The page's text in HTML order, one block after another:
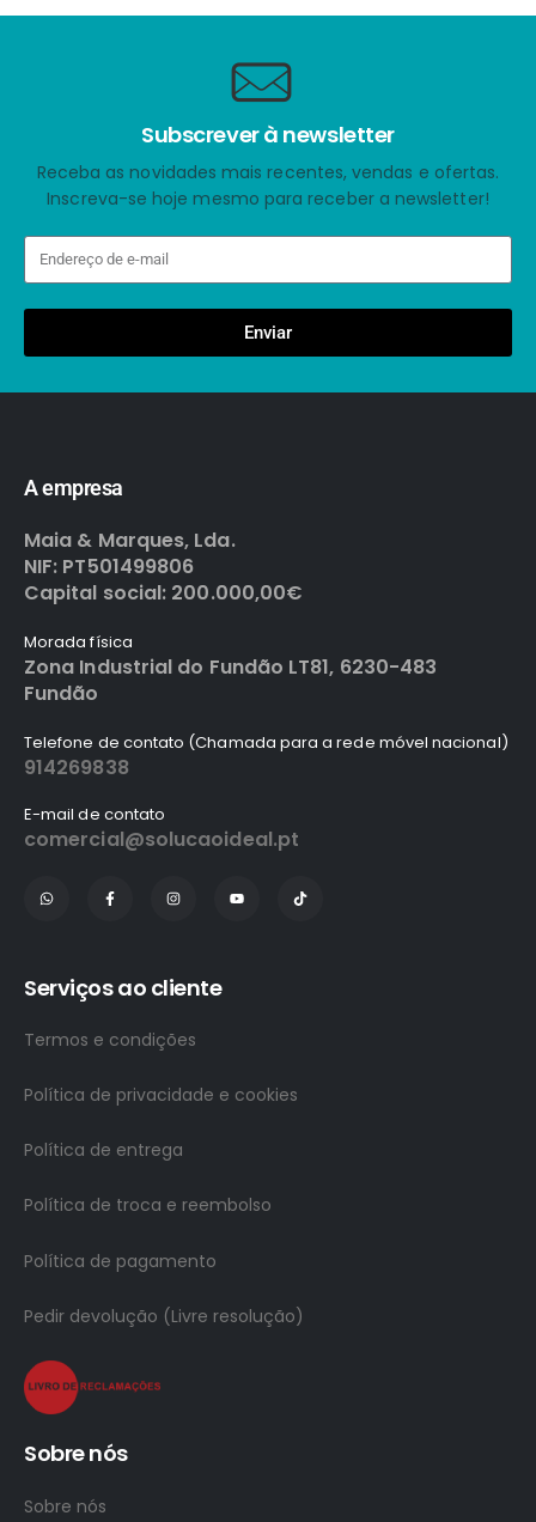
Subscrever à newsletter
Receba as novidades mais recentes, vendas e ofertas.
Inscreva-se hoje mesmo para receber a newsletter!
Enviar
A empresa
Maia & Marques, Lda.
NIF: PT501499806
Capital social: 200.000,00€
Morada física
Zona Industrial do Fundão LT81, 6230-483
Fundão
Telefone de contato (Chamada para a rede móvel nacional)
914269838
E-mail de contato
comercial@solucaoideal.pt
Serviços ao cliente
Termos e condições
Política de privacidade e cookies
Política de entrega
Política de troca e reembolso
Política de pagamento
Pedir devolução (Livre resolução)
Sobre nós
Sobre nós